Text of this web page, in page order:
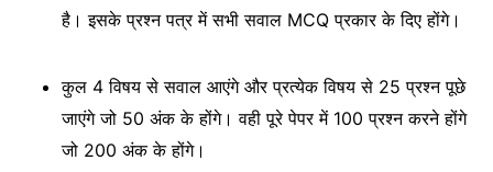
है। इसके प्रश्न पत्र में सभी सवाल MCQ प्रकार के दिए होंगे।
कुल 4 विषय से सवाल आएंगे और प्रत्येक विषय से 25 प्रश्न पूछे
जाएंगे जो 50 अंक के होंगे। वही पूरे पेपर में 100 प्रश्न करने होंगे
जो 200 अंक के होंगे।